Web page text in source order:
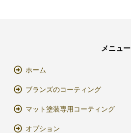
メニュー
ホーム
ブランズのコーティング
マット塗装専用コーティング
オプション